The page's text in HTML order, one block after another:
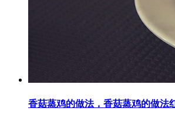
香菇蒸鸡的做法，香菇蒸鸡的做法